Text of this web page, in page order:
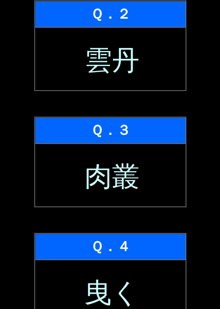
Ｑ．２
雲丹
Ｑ．３
肉叢
Ｑ．４
曳く